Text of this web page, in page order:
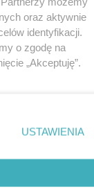
oraz aktywnie
identyfikacji.
o zgodę na
„Akceptuję”.
prawo sprzeciwić
miały
mógł świadomie
USTAWIENIA